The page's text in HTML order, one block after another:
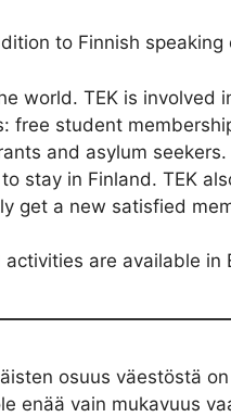
to Finnish speaking
world. TEK is
free student
and asylum
stay in Finland. TEK
get a new satisfied
are available
osuus väestöstä
enää vain mukavuus